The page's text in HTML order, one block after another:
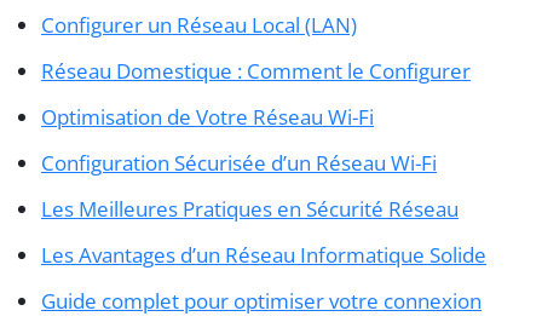
Configurer un Réseau Local (LAN)
Réseau Domestique : Comment le Configurer
Optimisation de Votre Réseau Wi-Fi
Configuration Sécurisée d’un Réseau Wi-Fi
Les Meilleures Pratiques en Sécurité Réseau
Les Avantages d’un Réseau Informatique Solide
Guide complet pour optimiser votre connexion